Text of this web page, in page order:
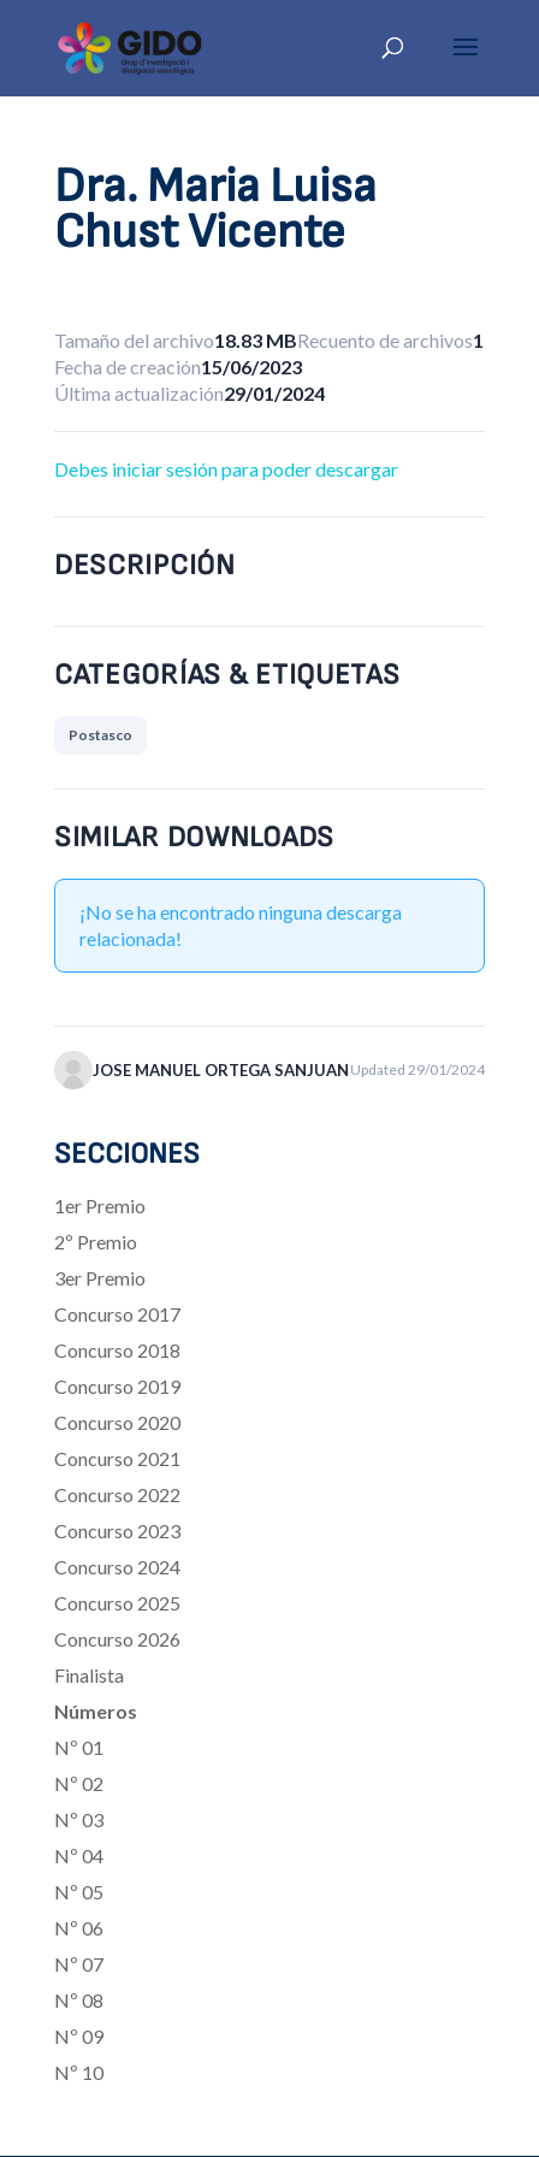
Dra. Maria Luisa
Chust Vicente
Tamaño del archivo18.83 MBRecuento de archivos1
Fecha de creación15/06/2023
Última actualización29/01/2024
Debes iniciar sesión para poder descargar
DESCRIPCIÓN
CATEGORÍAS & ETIQUETAS
Postasco
SIMILAR DOWNLOADS
¡No se ha encontrado ninguna descarga
relacionada!
JOSE MANUEL ORTEGA SANJUAN Updated 29/01/2024
SECCIONES
1er Premio
2º Premio
3er Premio
Concurso 2017
Concurso 2018
Concurso 2019
Concurso 2020
Concurso 2021
Concurso 2022
Concurso 2023
Concurso 2024
Concurso 2025
Concurso 2026
Finalista
Números
Nº 01
Nº 02
Nº 03
Nº 04
Nº 05
Nº 06
Nº 07
Nº 08
Nº 09
Nº 10